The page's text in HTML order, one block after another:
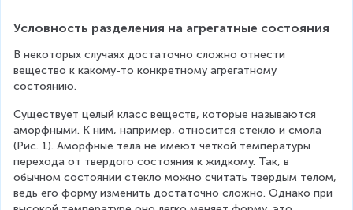
Условность разделения на агрегатные состояния
В некоторых случаях достаточно сложно отнести
вещество к какому-то конкретному агрегатному
состоянию.
Существует целый класс веществ, которые называются
аморфными. К ним, например, относится стекло и смола
(Рис. 1). Аморфные тела не имеют четкой температуры
перехода от твердого состояния к жидкому. Так, в
обычном состоянии стекло можно считать твердым телом,
ведь его форму изменить достаточно сложно. Однако при